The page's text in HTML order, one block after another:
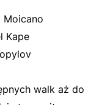
Moicano
Kape
walk aż do